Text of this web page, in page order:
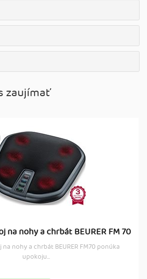
zaujímať
na nohy a chrbát BEURER FM 70
nohy a chrbát BEURER FM70 ponúka
upokoju...